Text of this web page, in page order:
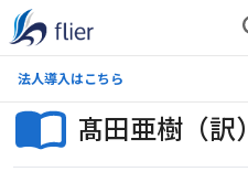
法人導入はこちら
髙田亜樹（訳）